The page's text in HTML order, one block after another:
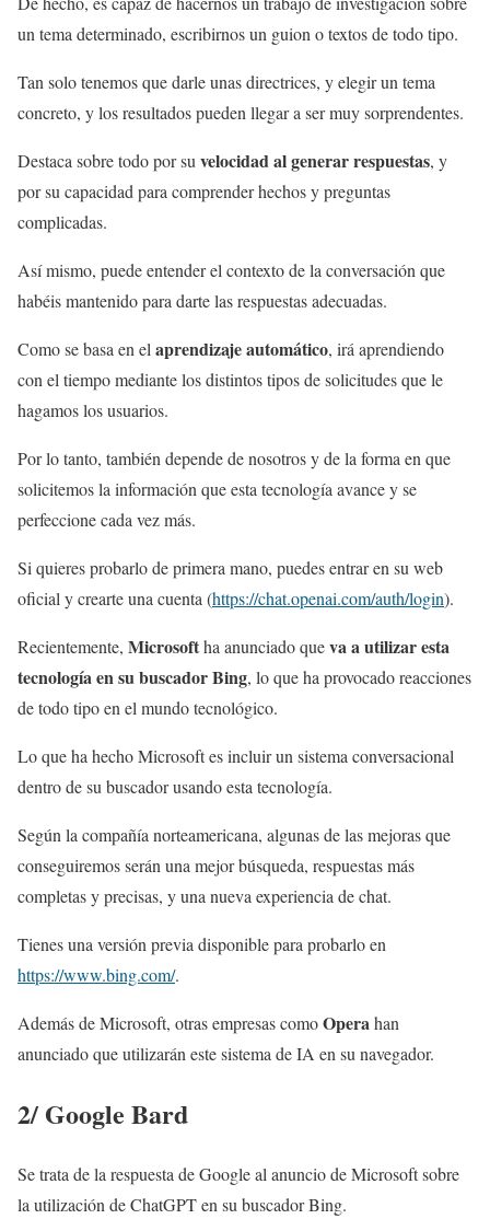
un tema determinado, escribirnos un guion o textos de todo tipo.
Tan solo tenemos que darle unas directrices, y elegir un tema
concreto, y los resultados pueden llegar a ser muy sorprendentes.
Destaca sobre todo por su velocidad al generar respuestas, y
por su capacidad para comprender hechos y preguntas
complicadas.
Así mismo, puede entender el contexto de la conversación que
habéis mantenido para darte las respuestas adecuadas.
Como se basa en el aprendizaje automático, irá aprendiendo
con el tiempo mediante los distintos tipos de solicitudes que le
hagamos los usuarios.
Por lo tanto, también depende de nosotros y de la forma en que
solicitemos la información que esta tecnología avance y se
perfeccione cada vez más.
Si quieres probarlo de primera mano, puedes entrar en su web
oficial y crearte una cuenta (https://chat.openai.com/auth/login).
Recientemente, Microsoftha anunciado queva a utilizar esta
tecnología en su buscador Bing, lo que ha provocado reacciones
de todo tipo en el mundo tecnológico.
Lo que ha hecho Microsoft es incluir un sistema conversacional
dentro de su buscador usando esta tecnología.
Según la compañía norteamericana, algunas de las mejoras que
conseguiremos serán una mejor búsqueda, respuestas más
completas y precisas, y una nueva experiencia de chat.
Tienes una versión previa disponible para probarlo en
https://www.bing.com/.
Además de Microsoft, otras empresas comoOperahan
anunciado que utilizarán este sistema de IA en su navegador.
2/ Google Bard
Se trata de la respuesta de Google al anuncio de Microsoft sobre
la utilización de ChatGPT en su buscador Bing.